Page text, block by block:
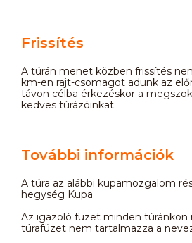
Frissítés
A túrán menet közben frissítés
km-en rajt-csomagot adunk az
távon célba érkezéskor a
kedves túrázóinkat.
További információk
A túra az alábbi kupamozgalom
hegység Kupa
Az igazoló füzet minden túránkon
túrafüzet nem tartalmazza a